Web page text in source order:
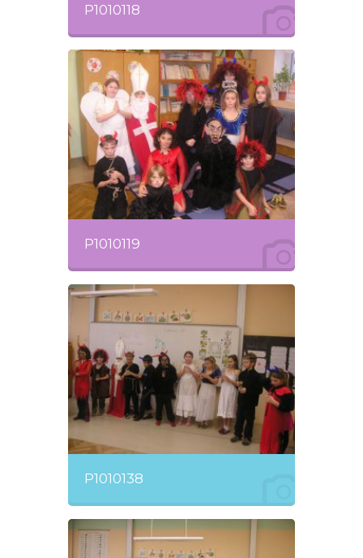
P1010118
P1010119
P1010138